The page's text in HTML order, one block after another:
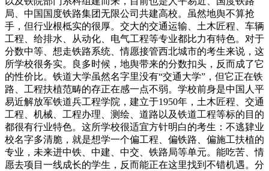
局、中国国度铁路集团无限公司共建高校。虽然地舆不算抢
手，但行业根柢实的很厚。交大的交通运输、土木匠程、车辆
工程、给排水、从动化、电气工程等专业都比力有特色。对于
分数中等、想走铁路系统、情愿接管西北城市的考生来说，这
所学校很务实。良多时候，地舆带来的分数扣头，反而成了它
的性价比。铁道大学虽然名字里没有“交通大学”，但它正在铁
路、工程扶植范畴的存正在感一点不弱。学校前身是中国人平
易近解放军铁道兵工程学院，建立于1950年，土木匠程、交通
工程、机械、工程办理、测绘、道路以及铁道工程等标的目的
都很有行业特色。这所学校很适宜方针明白的考生：不逃肄业
校名字多清脆，就是想学一个偏工程、偏铁路、偏施工扶植的
专业，未来进中铁、中建、中交、铁路局等单元。能吃苦、情
愿去项目一线成长的学生，反而能正在这里找到不错机遇。分